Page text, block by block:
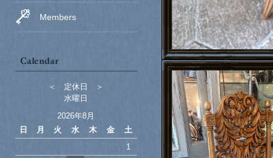
Members
＜ 定休日 ＞
水曜日
2026年8月
日
月 火 水 木 金
土
1